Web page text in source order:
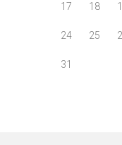
17 18
24 25
31